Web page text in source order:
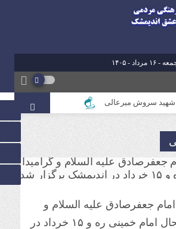
- ۱۴۰۵
شهید سروش میرعالی
ازدواج استان خوزستان
فرهنگی مردمی نغمه های عشق
حرکت نبوت در مسیر امامت
نور ولایت، راه عدالت را بپیماید.
اجتماعی و راه اندازی پروژه های
فرهنگی مردمی نغمه های عشق
جعفرصادق علیه السلام و
گرامیداشت ارتحال امام خمینی ره و ۱۵ خرداد در